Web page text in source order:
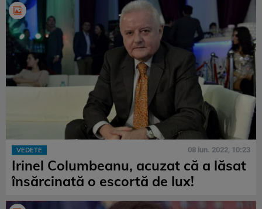
VEDETE 08 iun. 2022, 10:23
Irinel Columbeanu, acuzat că a lăsat
însărcinată o escortă de lux!